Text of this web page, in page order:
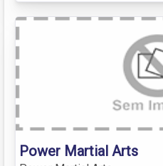
Power Martial Arts